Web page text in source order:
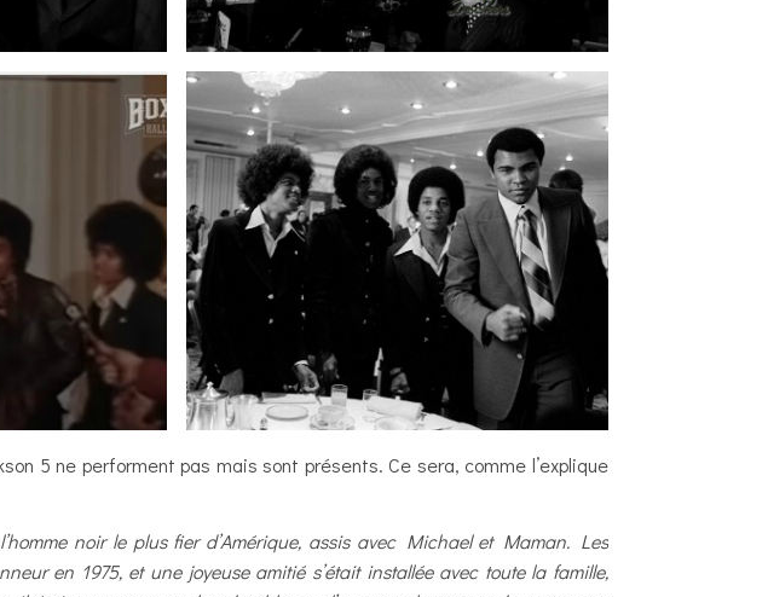
5 ne performent pas mais sont présents. Ce sera, comme l’explique
noir le plus fier d’Amérique, assis avec Michael et Maman. Les
en 1975, et une joyeuse amitié s’était installée avec toute la famille,